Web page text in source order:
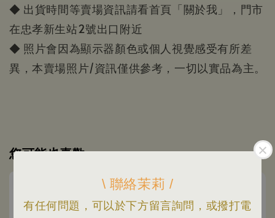
\ 聯絡茉莉 /
有任何問題，可以於下方留言詢問，或撥打電
◆ 出貨時間等賣場資訊請看首頁「關於我」，門市
在忠孝新生站2號出口附近
◆ 照片會因為顯示器顏色或個人視覺感受有所差
異，本賣場照片/資訊僅供參考，一切以實品為主。
您可能也喜歡